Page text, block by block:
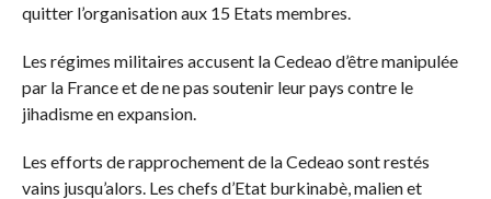
quitter l’organisation aux 15 Etats membres.
Les régimes militaires accusent la Cedeao d’être manipulée
par la France et de ne pas soutenir leur pays contre le
jihadisme en expansion.
Les efforts de rapprochement de la Cedeao sont restés
vains jusqu’alors. Les chefs d’Etat burkinabè, malien et